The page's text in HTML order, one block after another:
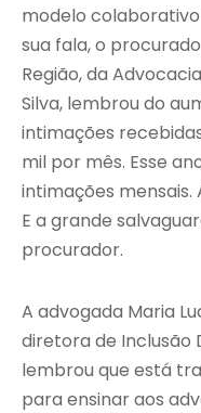
modelo colaborativo
sua fala, o
Região, da
Silva, lembrou do
intimações
mil por mês. Esse
intimações mensais.
E a grande
procurador.
A advogada Maria
diretora de Inclusão
lembrou que está
para ensinar aos